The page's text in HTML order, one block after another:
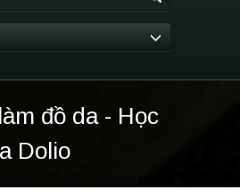
đồ da - Học
Dolio